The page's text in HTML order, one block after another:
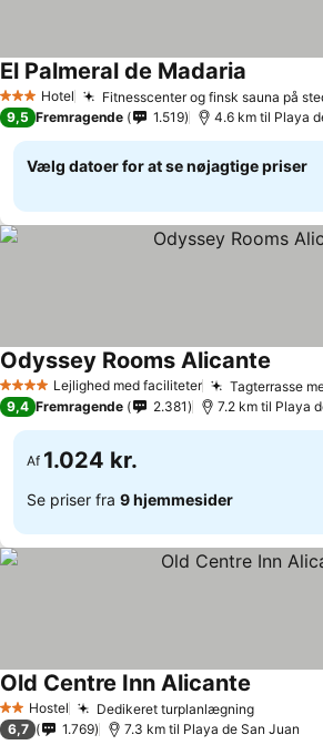
3 StjernerHotel Fitnesscenter og finsk sauna på
El Palmeral de Madaria
9,5 Fremragende 1.519 4.6 km til Playa
Vælg datoer for at se nøjagtige priser
4 StjernerLejlighed med faciliteter Tagterrasse
Odyssey Rooms Alicante
9,4 Fremragende 2.381 7.2 km til Playa
Af 1.024 kr.
Se priser fra 9 hjemmesider
2 Stjerner
Hostel Dedikeret turplanlægning
Old Centre Inn Alicante
6,7 1.769 7.3 km til Playa de San Juan